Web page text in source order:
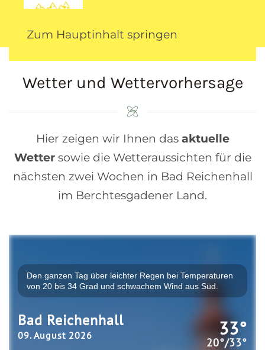
Zum Hauptinhalt springen
Wetter und Wettervorhersage
Hier zeigen wir Ihnen das aktuelle
Wettersowie die Wetteraussichten für die
nächsten zwei Wochen in Bad Reichenhall
im Berchtesgadener Land.
Den ganzen Tag über leichter Regen bei Temperaturen
von 20 bis 34 Grad und schwachem Wind aus Süd.
33°
20°/33°
Bad Reichenhall
09. August 2026